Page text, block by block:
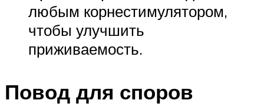
любым корнестимулятором,
чтобы улучшить
приживаемость.
Повод для споров